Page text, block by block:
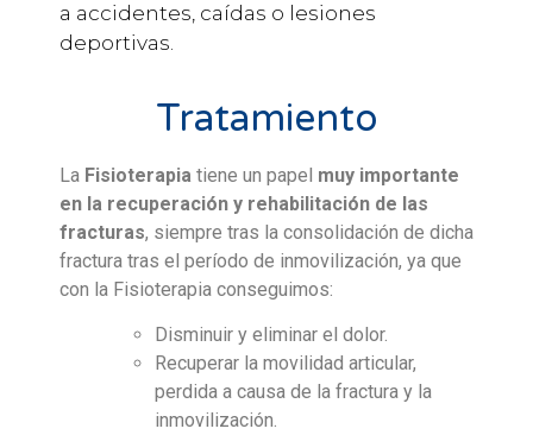
a accidentes, caídas o lesiones
deportivas.
Tratamiento
La Fisioterapia tiene un papel muy importante
en la recuperación y rehabilitación de las
fracturas, siempre tras la consolidación de dicha
fractura tras el período de inmovilización, ya que
con la Fisioterapia conseguimos:
Disminuir y eliminar el dolor.
Recuperar la movilidad articular,
perdida a causa de la fractura y la
inmovilización.